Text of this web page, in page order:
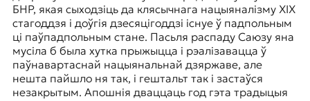
БНР, якая сыходзіць да клясычнага нацыяналізму XІX
стагоддзя і доўгія дзесяцігоддзі існуе ў падпольным
ці паўпадпольным стане. Пасьля распаду Саюзу яна
мусіла б была хутка прыжыцца і рэалізавацца ў
паўнавартаснай нацыянальнай дзяржаве, але
нешта пайшло ня так, і гештальт так і застаўся
незакрытым. Апошнія дваццаць год гэта традыцыя